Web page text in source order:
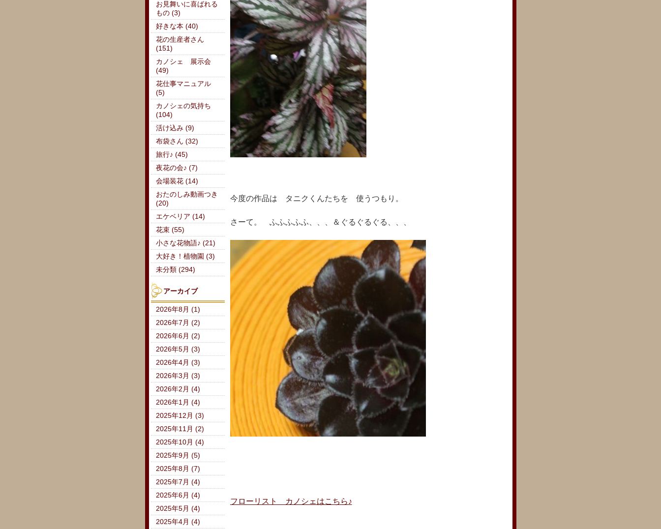
今度の作品は タニクくんたちを 使うつもり。
さーて。 ふふふふふ、、、＆ぐるぐるぐる、、、
フローリスト カノシェはこちら♪
お見舞いに喜ばれる
もの (3)
好きな本 (40)
花の生産者さん
(151)
カノシェ 展示会
(49)
花仕事マニュアル
(5)
カノシェの気持ち
(104)
活け込み (9)
布袋さん (32)
旅行♪ (45)
夜花の会♪ (7)
会場装花 (14)
おたのしみ動画つき
(20)
エケベリア (14)
花束 (55)
小さな花物語♪ (21)
大好き！植物園 (3)
未分類 (294)
アーカイブ
2026年8月 (1)
2026年7月 (2)
2026年6月 (2)
2026年5月 (3)
2026年4月 (3)
2026年3月 (3)
2026年2月 (4)
2026年1月 (4)
2025年12月 (3)
2025年11月 (2)
2025年10月 (4)
2025年9月 (5)
2025年8月 (7)
2025年7月 (4)
2025年6月 (4)
2025年5月 (4)
2025年4月 (4)